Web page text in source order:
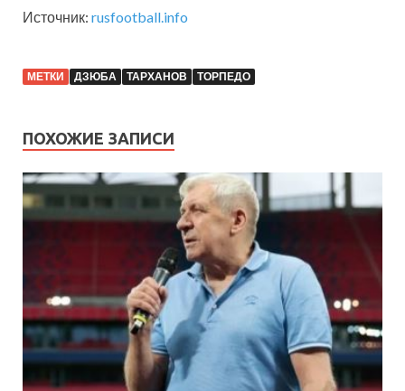
Источник: rusfootball.info
МЕТКИ ДЗЮБА ТАРХАНОВ ТОРПЕДО
ПОХОЖИЕ ЗАПИСИ